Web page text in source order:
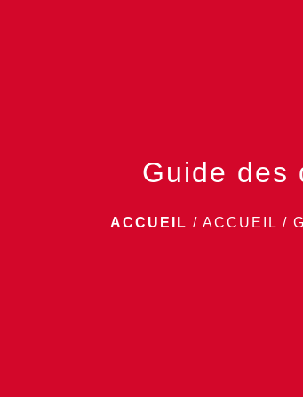
Guide des
ACCUEIL / ACCUEIL /